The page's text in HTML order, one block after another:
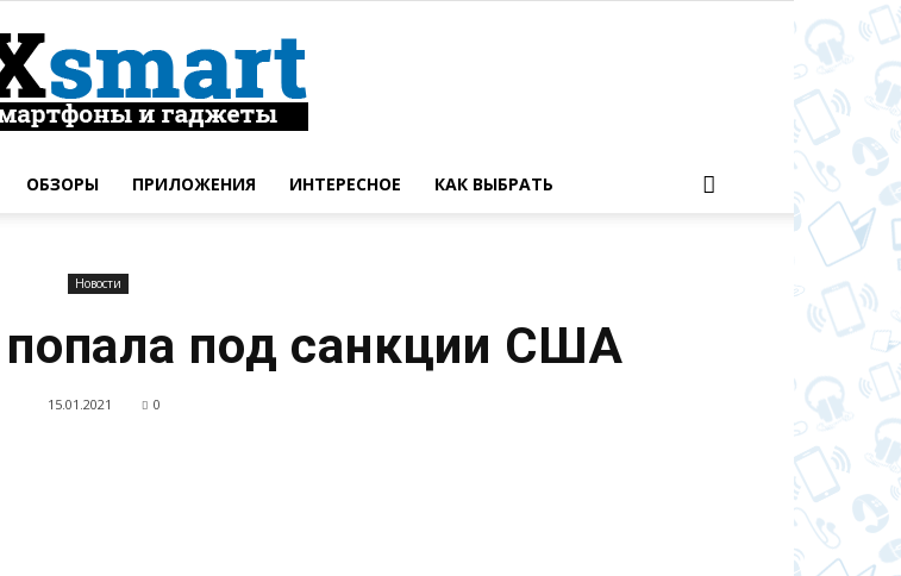
ОБЗОРЫ ПРИЛОЖЕНИЯ ИНТЕРЕСНОЕ КАК ВЫБРАТЬ
Новости
под санкции США
15.01.2021 0